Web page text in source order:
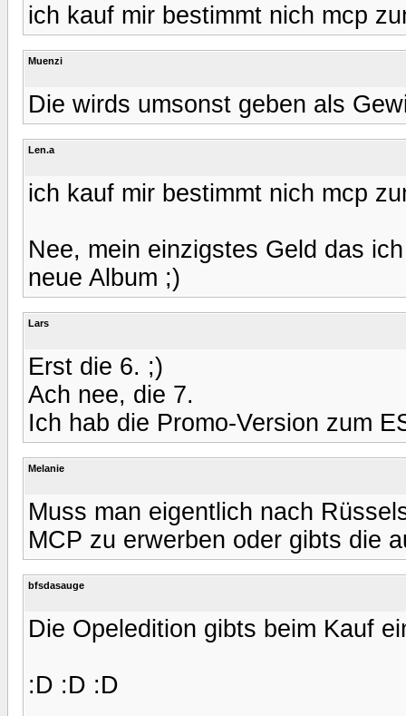
ich kauf mir bestimmt nich mcp
Muenzi
Die wirds umsonst geben als
Len.a
ich kauf mir bestimmt nich mcp
Nee, mein einzigstes Geld das
neue Album ;)
Lars
Erst die 6. ;)
Ach nee, die 7.
Ich hab die Promo-Version zum
Melanie
Muss man eigentlich nach
MCP zu erwerben oder gibts die
bfsdasauge
Die Opeledition gibts beim Kauf
:D :D :D